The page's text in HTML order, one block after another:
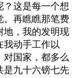
？这是每一个想
。再瞧瞧那笔费
地，我的发明现
我动手工作以
对国家，都多么
是九十六镑七先